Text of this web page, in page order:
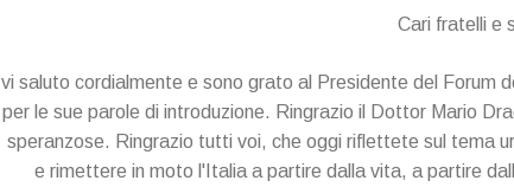
Cari fratelli e
vi saluto cordialmente e sono grato al Presidente del Forum
per le sue parole di introduzione. Ringrazio il Dottor Mario
speranzose. Ringrazio tutti voi, che oggi riflettete sul tema
e rimettere in moto l'Italia a partire dalla vita, a partire